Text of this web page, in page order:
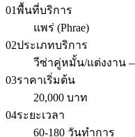
01พื้นที่บริการ
แพร่ (Phrae)
02ประเภทบริการ
วีซ่าคู่หมั้น/แต่งงาน
03ราคาเริ่มต้น
20,000 บาท
04ระยะเวลา
60-180 วันทำการ